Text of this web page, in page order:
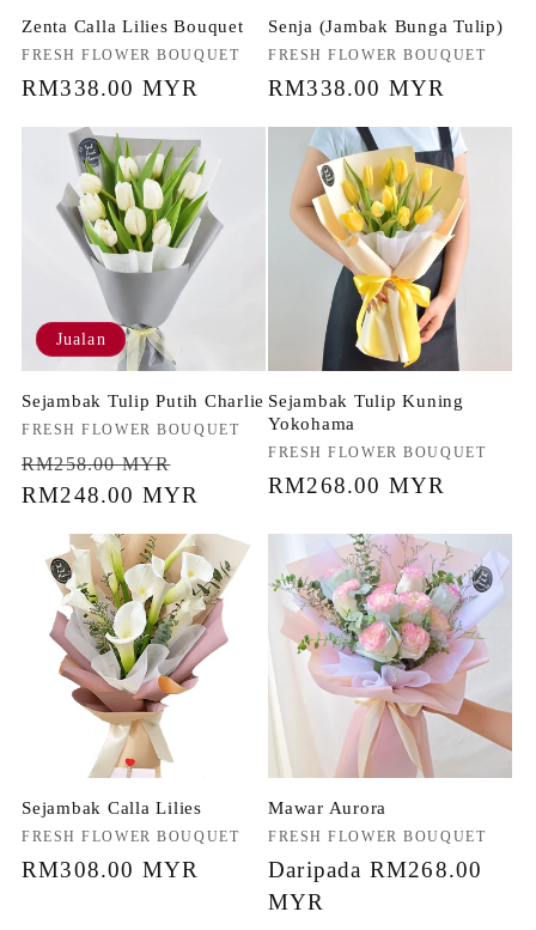
Zenta Calla Lilies Bouquet
Penjual:
FRESH FLOWER BOUQUET
Harga
RM338.00 MYR
Senja (Jambak Bunga Tulip)
Penjual:
FRESH FLOWER BOUQUET
Harga
RM338.00 MYR
Jualan
Sejambak Tulip Putih Charlie
Penjual:
FRESH FLOWER BOUQUET
Harga
biasa
RM258.00 MYR
jualan
RM248.00 MYR
Sejambak Tulip Kuning
Yokohama
Penjual:
FRESH FLOWER BOUQUET
Harga
RM268.00 MYR
Sejambak Calla Lilies
Penjual:
FRESH FLOWER BOUQUET
Harga
RM308.00 MYR
Mawar Aurora
Penjual:
FRESH FLOWER BOUQUET
Harga
biasa
Daripada RM268.00
MYR